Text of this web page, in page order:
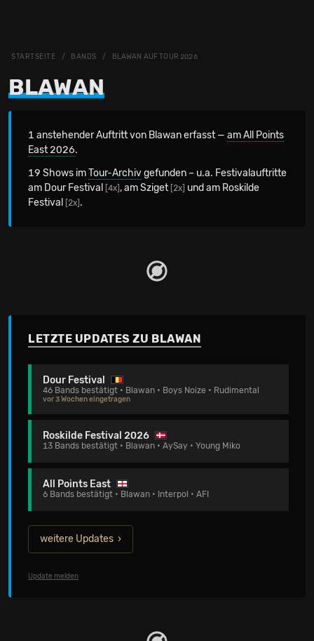
STARTSEITE BANDS BLAWAN AUF TOUR 2026
BLAWAN
1 anstehender Auftritt von Blawan erfasst — am All Points
East 2026.
19 Shows imTour-Archivgefunden – u.a. Festivalauftritte
am Dour Festival
[4x] , am Sziget [2x] und am Roskilde
Festival
[2x] .
LETZTE UPDATES ZU BLAWAN
Dour Festival
46 Bands bestätigt • Blawan • Boys Noize • Rudimental
vor 3 Wochen eingetragen
Roskilde Festival 2026
13 Bands bestätigt • Blawan • AySay • Young Miko
All Points East
6 Bands bestätigt • Blawan • Interpol • AFI
weitere Updates
Update melden